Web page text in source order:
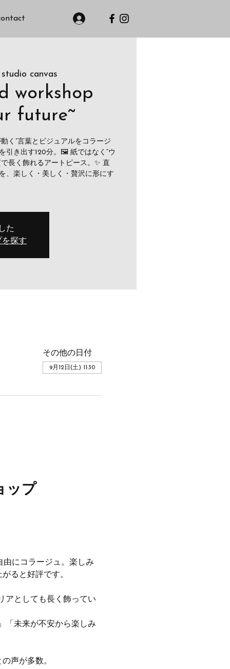
canvas
workshop
future~
く”言葉とビジュアルをコラージ
引き出す120分。🖼️ 紙ではなく“ウ
長く飾れるアートピース。✨ 直
、楽しく・美しく・贅沢に形にす
た
探す
その他の日付
9月12日(土) 11:30
ップ
にコラージュ。楽しみ
ると好評です。
アとしても長く飾ってい
「未来が不安から楽しみ
の声が多数。